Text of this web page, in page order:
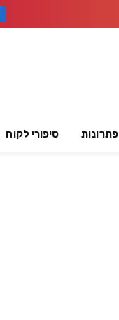
פתרונות סיפורי לקוח